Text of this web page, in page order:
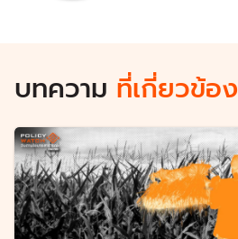
บทความ ที่เกี่ยวข้อง